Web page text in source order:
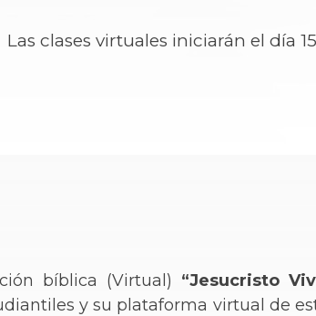
Las clases virtuales iniciarán el día
bíblica (Virtual) “Jesucristo
y su plataforma virtual de